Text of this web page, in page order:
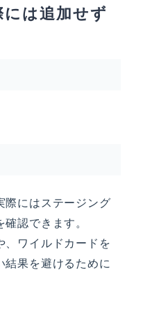
には追加せず
際にはステージング
認できます。
、ワイルドカードを
果を避けるために